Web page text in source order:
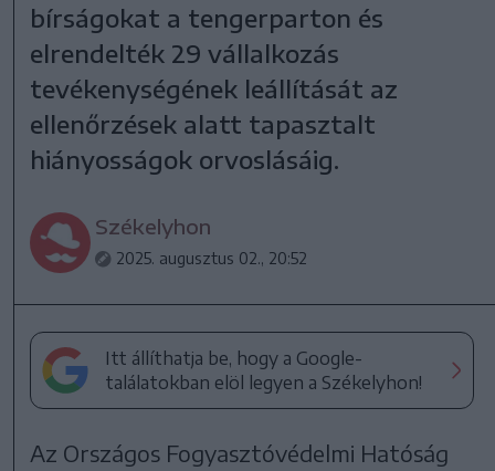
bírságokat a tengerparton és
elrendelték 29 vállalkozás
tevékenységének leállítását az
ellenőrzések alatt tapasztalt
hiányosságok orvoslásáig.
Székelyhon
2025. augusztus 02., 20:52
Itt állíthatja be, hogy a Google-
találatokban elöl legyen a Székelyhon!
Az Országos Fogyasztóvédelmi Hatóság